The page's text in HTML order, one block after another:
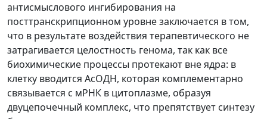
антисмыслового ингибирования на
посттранскрипционном уровне заключается в том,
что в результате воздействия терапевтического не
затрагивается целостность генома, так как все
биохимические процессы протекают вне ядра: в
клетку вводится АсОДН, которая комплементарно
связывается с мРНК в цитоплазме, образуя
двуцепочечный комплекс, что препятствует синтезу